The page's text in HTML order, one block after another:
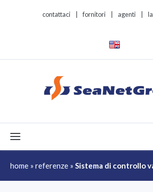
contattaci fornitori agenti
Toggle navigation
home » referenze » Sistema di controllo